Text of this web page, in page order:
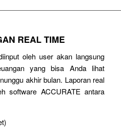
REAL TIME
oleh user akan langsung
yang bisa Anda lihat
akhir bulan. Laporan real
software ACCURATE antara